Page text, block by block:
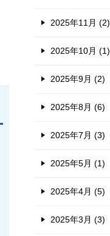
2025年11月 (2)
2025年10月 (1)
2025年9月 (2)
2025年8月 (6)
2025年7月 (3)
2025年5月 (1)
2025年4月 (5)
2025年3月 (3)